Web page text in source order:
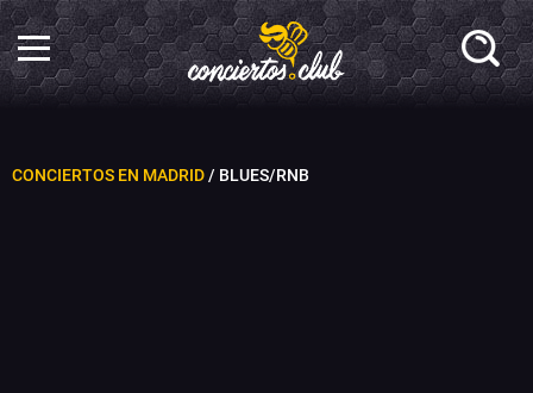
CONCIERTOS EN MADRID/ BLUES/RNB